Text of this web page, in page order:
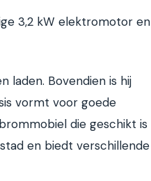
3,2 kW elektromotor en
laden. Bovendien is hij
vormt voor goede
die geschikt is
en biedt verschillende